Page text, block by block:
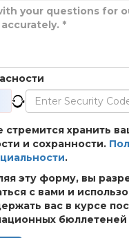
стремится хранить
и сохранности.
.
эту форму, вы
с вами и
вас в курсе